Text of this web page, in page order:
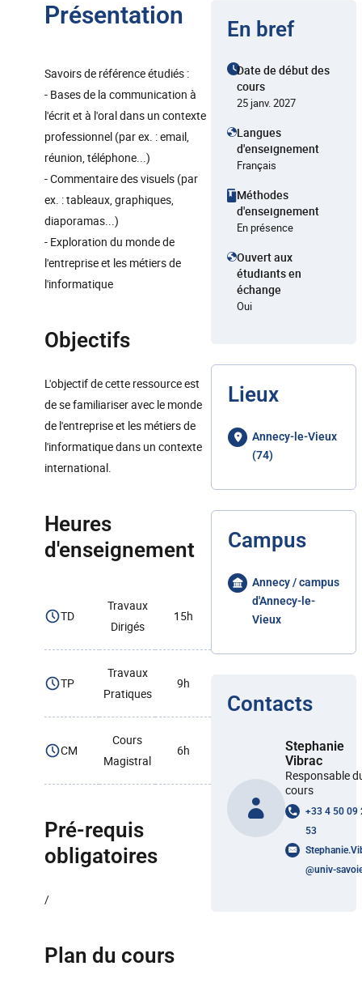
Présentation
Savoirs de référence étudiés :
- Bases de la communication à
l'écrit et à l'oral dans un contexte
professionnel (par ex. : email,
réunion, téléphone...)
- Commentaire des visuels (par
ex. : tableaux, graphiques,
diaporamas...)
- Exploration du monde de
l'entreprise et les métiers de
l'informatique
Objectifs
L'objectif de cette ressource est
de se familiariser avec le monde
de l'entreprise et les métiers de
l'informatique dans un contexte
international.
Heures
d'enseignement
TD
Travaux
Dirigés
15h
TP
Travaux
Pratiques
9h
CM
Cours
Magistral
6h
Pré-requis
obligatoires
/
Plan du cours
En bref
Date de début des
cours
25 janv. 2027
Langues
d'enseignement
Français
Méthodes
d'enseignement
En présence
Ouvert aux
étudiants en
échange
Oui
Lieux
Annecy-le-Vieux
(74)
Campus
Annecy / campus
d'Annecy-le-
Vieux
Contacts
Stephanie
Vibrac
Responsable
cours
+33 4 50 09
53
@univ-